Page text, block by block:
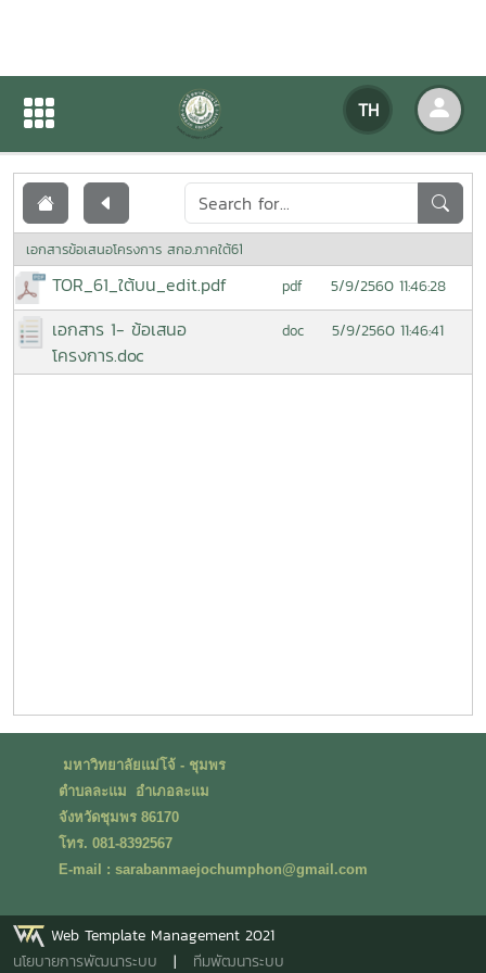
TH
เอกสารเผยแพร่
เอกสารข้อเสนอโครงการ สกอ.ภาคใต้61
TOR_61_ใต้บน_edit.pdf pdf 5/9/2560 11:46:28
เอกสาร 1- ข้อเสนอ
โครงการ.doc
doc 5/9/2560 11:46:41
มหาวิทยาลัยแม่โจ้ - ชุมพร
ตำบลละแม อำเภอละแม
จังหวัดชุมพร 86170
โทร. 081-8392567
E-mail : sarabanmaejochumphon@gmail.com
Web Template Management 2021
นโยบายการพัฒนาระบบ | ทีมพัฒนาระบบ